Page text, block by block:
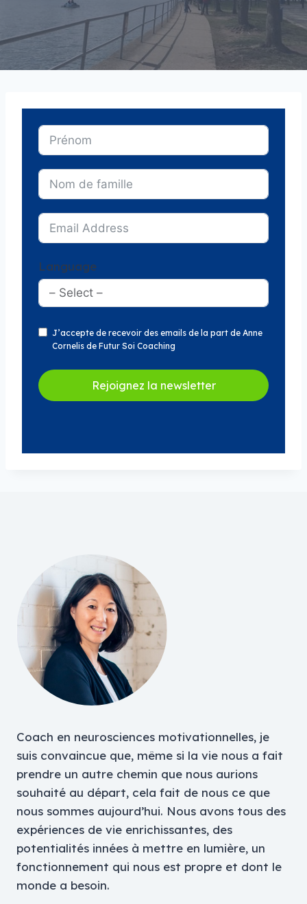
Language
J’accepte de recevoir des emails de la part de Anne
Cornelis de Futur Soi Coaching
Rejoignez la newsletter
Coach en neurosciences motivationnelles, je
suis convaincue que, même si la vie nous a fait
prendre un autre chemin que nous aurions
souhaité au départ, cela fait de nous ce que
nous sommes aujourd’hui. Nous avons tous des
expériences de vie enrichissantes, des
potentialités innées à mettre en lumière, un
fonctionnement qui nous est propre et dont le
monde a besoin.